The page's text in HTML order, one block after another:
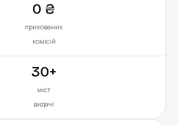
0 ₴
прихованих
комісій
30+
міст
видачі